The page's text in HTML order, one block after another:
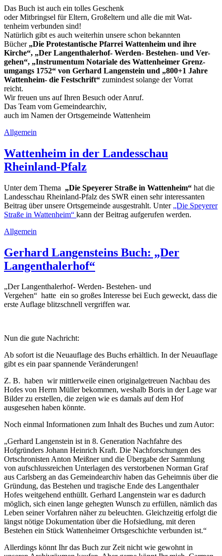
Das Buch ist auch ein tolles Geschenk
oder Mitbringsel für Eltern, Großeltern und alle die mit Wat-
tenheim verbunden sind!
Natürlich gibt es auch weiterhin unsere schon bekannten
Bücher „Die Protestantische Pfarrei Wattenheim und ihre
Kirche“, „Der Langenthalerhof- Werden- Bestehen- und Ver-
gehen“, „Instrumentum Notariale des Wattenheimer Grenz-
umgangs 1752“ von Gerhard Langenstein und „800+1 Jahre
Wattenheim- die Festschrift“ zumindest solange der Vorrat
reicht.
Wir freuen uns auf Ihren Besuch oder Anruf.
Das Team vom Gemeindearchiv,
auch im Namen der Ortsgemeinde Wattenheim
Allgemein
Wattenheim in der Landesschau
Rheinland-Pfalz
Unter dem Thema „Die Speyerer Straße in Wattenheim“ hat die
Landesschau Rheinland-Pfalz des SWR einen sehr interessanten
Beitrag über unsere Ortsgemeinde ausgestrahlt. Unter „Die Speyerer
Straße in Wattenheim“ kann der Beitrag aufgerufen werden.
Allgemein
Gerhard Langensteins Buch: „Der
Langenthalerhof“
„Der Langenthalerhof- Werden- Bestehen- und
Vergehen“ hatte ein so großes Interesse bei Euch geweckt, dass die
erste Auflage blitzschnell vergriffen war.
Nun die gute Nachricht:
Ab sofort ist die Neuauflage des Buchs erhältlich. In der Neuauflage
gibt es ein paar spannende Veränderungen!
Z. B. haben wir mittlerweile einen originalgetreuen Nachbau des
Hofes von Herrn Müller bekommen, weshalb Boris in der Lage war
Bilder zu erstellen, die zeigen wie es damals auf dem Hof
ausgesehen haben könnte.
Noch einmal Informationen zum Inhalt des Buches und zum Autor:
„Gerhard Langenstein ist in 8. Generation Nachfahre des
Hofgründers Johann Heinrich Kraft. Die Nachforschungen des
Ortschronisten Anton Meißner und die Übergabe der Sammlung
von aufschlussreichen Unterlagen des verstorbenen Norman Graf
aus Carlsberg an das Gemeindearchiv haben das Geheimnis über die
Gründung, das Bestehen und tragische Ende des Langenthaler
Hofes weitgehend enthüllt. Gerhard Langenstein war es dadurch
möglich, sich einen lange gehegten Wunsch zu erfüllen, nämlich das
Leben seiner Vorfahren näher zu beleuchten. Gleichzeitig erfolgt die
längst nötige Dokumentation über die Hofsiedlung, mit deren
Bestehen ein Stück Wattenheimer Ortsgeschichte verbunden ist.“
Allerdings könnt Ihr das Buch zur Zeit nicht wie gewohnt in